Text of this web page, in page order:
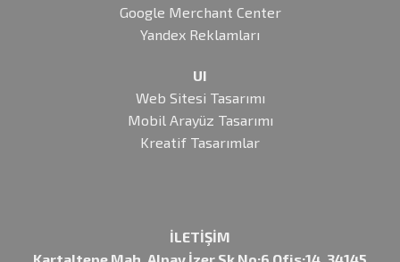
Google Merchant Center
Yandex Reklamları
UI
Web Sitesi Tasarımı
Mobil Arayüz Tasarımı
Kreatif Tasarımlar
İLETİŞİM